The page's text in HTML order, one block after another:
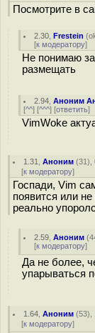
Посмотрите в
2.30 ,Frestein (
[к модератору]
Не понимаю
размещать
2.94 ,Аноним
[^^] [^^^] [ответить]
VimWoke
1.31 ,Аноним (31),
[к модератору]
Госпади, Vim
появится или
реально
2.59 ,Аноним (
[к модератору]
Да не более,
упарываться
1.64 ,Аноним (53),
[к модератору]